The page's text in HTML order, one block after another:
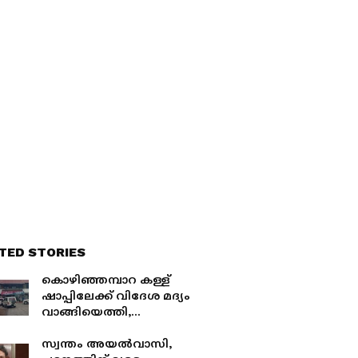
STORIES
കൊഴിഞ്ഞമ്പാറ കള്ള്
ഷാപ്പിലേക്ക് വിദേശ മദ്യം
വാങ്ങിയെത്തി,
അനുവദിക്കാത്തതിന്
സ്വന്തം അയൽവാസി,